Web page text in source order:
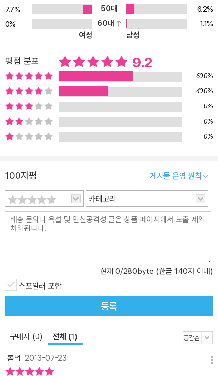
전은 어렵고 딱딱하다’는 선입견을 가지고 있는 경우가 많고, 시험을
준비하는 데만도 시간이 부족한 게 현실이다. 그러나 고전은 수능·논
술시험 대비를 위해서라도 꼭 읽어야 한다. 《청소년이 꼭 읽어야 할
동양고전》의 저자 강성률 교수는 ‘어려운 고전을 쉽고 재미있게 소개
하고 있는 청소년을 위한 친절한 고전 가이드북임’을 자처한다. 또한,
고전의 핵심내용은 쉽게 풀어주고, 그 역사적 의의와 배경지식은 물
론 저자들의 주변 이야기까지 담고 있어 청소년들을 위한 고전 입문
서가 될 것이라고 말한다. 《논어》에서 《목민심서》까지, 동양고전의
정수를 프로파일링하라! 본문의 구성을 보면, 책을 쓴 ‘저자 소개’, 책
을 쓰게 된 ‘역사적 배경’, 책의 ‘주요 내용’, 책의 ‘가치와 의의’, 각각의
고전이 출제된 ‘수능기출문제’로 되어 있다. ‘저자 소개’에서는 철학자
관계, 가치관 등을 파악할 수 있는 내용을 소개하며, 흥미를 돋우기 위
해 특이하고 재미있는 이야기를 실었다. 가령 ‘공자는 열아홉 살에 결
혼을 했으나 그의 까다로운 성미를 견디지 못하고 아내가 도망쳐버렸
다’는 등의 이야기는 성인이라 추앙받는 공자의 인간적인 면모를 보
여준다. ‘역사적 배경’에서는 저자가 살던 시대와 각각의 고전이 탄생
툼으로 매우 혼란한 시기였다. 그러나 순자와 맹자는 같은 시대에 살
았지만 순자는 성악설을 순자는 성선설을 주장했다. 그들의 사상이
크게 달랐던 이유는 무엇일까? 장자가 생존했던 당시에 중국의 철학
은 모두 자기가 옳다고 주장하는 백가쟁명의 상태에 빠져있을 때였는
당시에 어떤 영향을 주었을까? 《매월당집》을 남긴 김시습은 세종대
엇일까? 저자가 살았던 시대의 역사적 배경과 그 저자의 삶을 아는
7.7%
50대
6.2%
0%
60대
1.1%
여성
남성
평점 분포 9.2
60.0%
40.0%
0%
0%
0%
100자평 게시물 운영 원칙
카테고리
현재 0/280byte (한글 140자 이내)
스포일러 포함
등록
구매자 (0) 전체 (1)
봄덕 2013-07-23